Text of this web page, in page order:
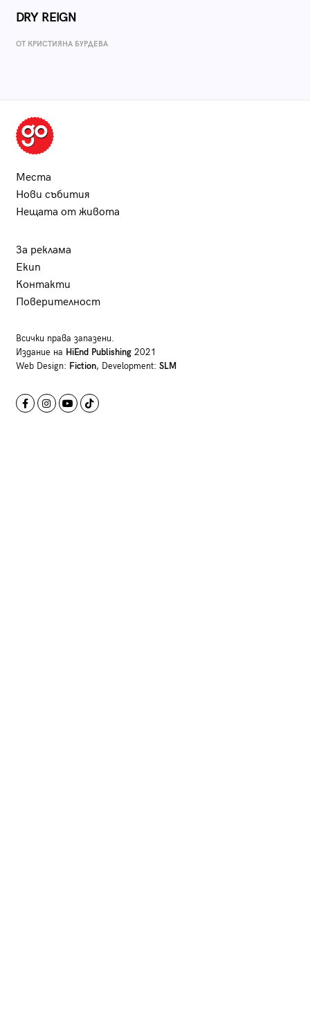
DRY REIGN
ОТ КРИСТИЯНА БУРДЕВА
Места
Нови събития
Нещата от живота
За реклама
Екип
Контакти
Поверителност
Всички права запазени.
Издание на HiEnd Publishing2021
Web Design: Fiction, Development: SLM